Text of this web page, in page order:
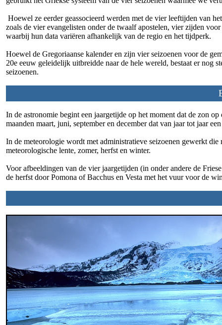
Hoewel ze eerder geassocieerd werden met de vier leeftijden van
zoals de vier evangelisten onder de twaalf apostelen, vier zijden
waarbij hun data variëren afhankelijk van de regio en het tijdperk.
Hoewel de Gregoriaanse kalender en zijn vier seizoenen voor de
20e eeuw geleidelijk uitbreidde naar de hele wereld, bestaat er nog
seizoenen.
In de astronomie begint een jaargetijde op het moment dat de zon
maanden maart, juni, september en december dat van jaar tot jaar
In de meteorologie wordt met administratieve seizoenen gewerkt
meteorologische lente, zomer, herfst en winter.
Voor afbeeldingen van de vier jaargetijden (in onder andere de
de herfst door Pomona of Bacchus en Vesta met het vuur voor de